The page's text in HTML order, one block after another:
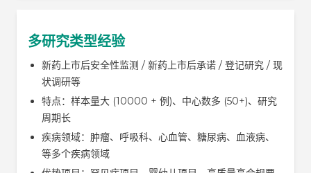
多研究类型经验
新药上市后安全性监测 / 新药上市后承诺 / 登记研究 / 现
状调研等
特点：样本量大 (10000 + 例)、中心数多 (50+)、研究
周期长
疾病领域：肿瘤、呼吸科、心血管、糖尿病、血液病、
等多个疾病领域